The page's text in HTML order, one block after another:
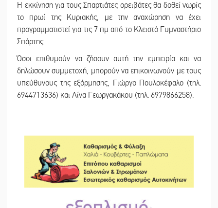
Η εκκίνηση για τους Σπαρτιάτες ορειβάτες θα δοθεί νωρίς
το πρωί της Κυριακής, με την αναχώρηση να έχει
προγραμματιστεί για τις 7 πμ από το Κλειστό Γυμναστήριο
Σπάρτης.
Όσοι επιθυμούν να ζήσουν αυτή την εμπειρία και να
δηλώσουν συμμετοχή, μπορούν να επικοινωνούν με τους
υπεύθυνους της εξόρμησης, Γιώργο Πουλοκέφαλο (τηλ.
6944713636) και Λίνα Γεωργακάκου (τηλ. 6979866258).